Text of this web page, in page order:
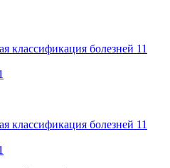
болезней 11
болезней 11